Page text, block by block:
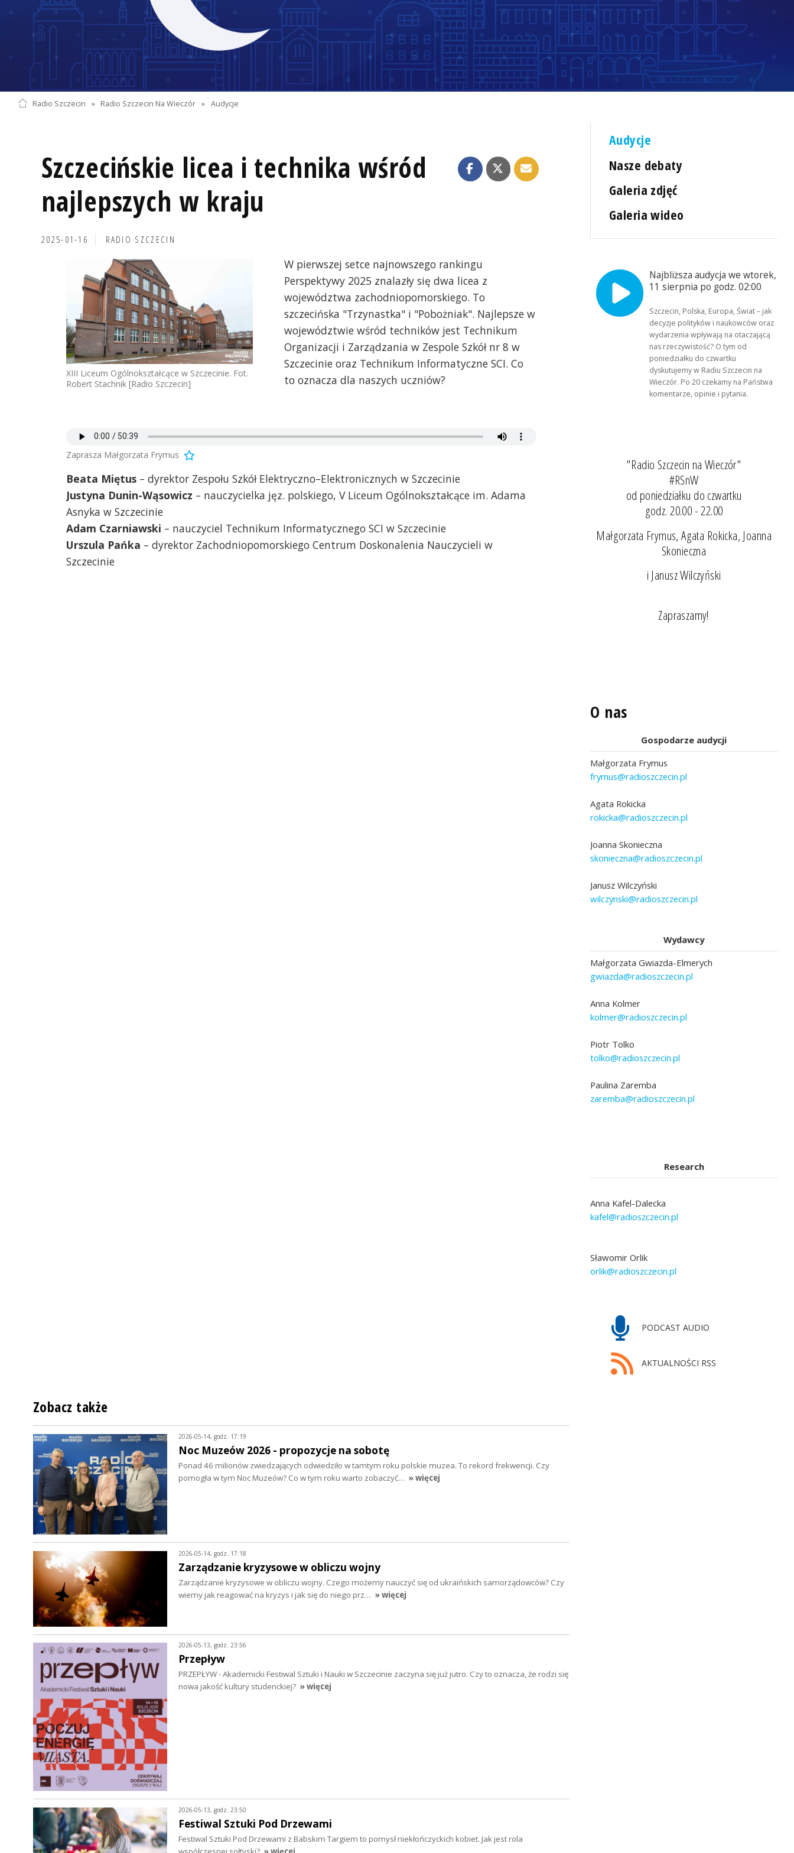
Radio Szczecin » Radio Szczecin Na Wieczór » Audycje
Szczecińskie licea i technika wśród
najlepszych w kraju
2025-01-16 RADIO SZCZECIN
XIII Liceum Ogólnokształcące w Szczecinie. Fot.
Robert Stachnik [Radio Szczecin]
W pierwszej setce najnowszego rankingu
Perspektywy 2025 znalazły się dwa licea z
województwa zachodniopomorskiego. To
szczecińska "Trzynastka" i "Pobożniak". Najlepsze w
województwie wśród techników jest Technikum
Organizacji i Zarządzania w Zespole Szkół nr 8 w
Szczecinie oraz Technikum Informatyczne SCI. Co
to oznacza dla naszych uczniów?
Zaprasza Małgorzata Frymus
Beata Miętus – dyrektor Zespołu Szkół Elektryczno–Elektronicznych w Szczecinie
Justyna Dunin-Wąsowicz – nauczycielka jęz. polskiego, V Liceum Ogólnokształcące im. Adama
Asnyka w Szczecinie
Adam Czarniawski – nauczyciel Technikum Informatycznego SCI w Szczecinie
Urszula Pańka – dyrektor Zachodniopomorskiego Centrum Doskonalenia Nauczycieli w
Szczecinie
Audycje
Nasze debaty
Galeria zdjęć
Galeria wideo
Najbliższa audycja we wtorek,
11 sierpnia po godz. 02:00
Szczecin, Polska, Europa, Świat – jak
decyzje polityków i naukowców oraz
wydarzenia wpływają na otaczającą
nas rzeczywistość? O tym od
poniedziałku do czwartku
dyskutujemy w Radiu Szczecin na
Wieczór. Po 20 czekamy na Państwa
komentarze, opinie i pytania.
"Radio Szczecin na Wieczór"
#RSnW
od poniedziałku do czwartku
godz. 20.00 - 22.00
Małgorzata Frymus, Agata Rokicka, Joanna
Skonieczna
i Janusz Wilczyński
Zapraszamy!
O nas
Gospodarze audycji
Małgorzata Frymus
frymus@radioszczecin.pl
Agata Rokicka
rokicka@radioszczecin.pl
Joanna Skonieczna
skonieczna@radioszczecin.pl
Janusz Wilczyński
wilczynski@radioszczecin.pl
Wydawcy
Małgorzata Gwiazda-Elmerych
gwiazda@radioszczecin.pl
Anna Kolmer
kolmer@radioszczecin.pl
Piotr Tolko
tolko@radioszczecin.pl
Paulina Zaremba
zaremba@radioszczecin.pl
Research
Anna Kafel-Dalecka
kafel@radioszczecin.pl
Sławomir Orlik
orlik@radioszczecin.pl
PODCAST AUDIO
AKTUALNOŚCI RSS
Zobacz także
2026-05-14, godz. 17:19
Noc Muzeów 2026 - propozycje na sobotę
Ponad 46 milionów zwiedzających odwiedziło w tamtym roku polskie muzea. To rekord frekwencji. Czy
pomogła w tym Noc Muzeów? Co w tym roku warto zobaczyć… » więcej
2026-05-14, godz. 17:18
Zarządzanie kryzysowe w obliczu wojny
Zarządzanie kryzysowe w obliczu wojny. Czego możemy nauczyć się od ukraińskich samorządowców? Czy
wiemy jak reagować na kryzys i jak się do niego prz… » więcej
2026-05-13, godz. 23:56
Przepływ
PRZEPŁYW - Akademicki Festiwal Sztuki i Nauki w Szczecinie zaczyna się już jutro. Czy to oznacza, że rodzi się
nowa jakość kultury studenckiej? » więcej
2026-05-13, godz. 23:50
Festiwal Sztuki Pod Drzewami
Festiwal Sztuki Pod Drzewami z Babskim Targiem to pomysł niekłończyckich kobiet. Jak jest rola